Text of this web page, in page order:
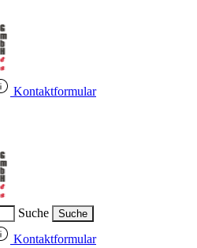
Kontaktformular
Suche Suche
Kontaktformular